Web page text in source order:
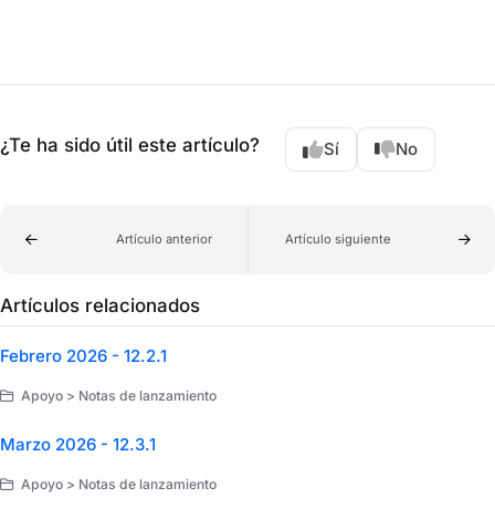
¿Te ha sido útil este artículo? Sí No
Artículo anterior Artículo siguiente
Artículos relacionados
Febrero 2026 - 12.2.1
Apoyo > Notas de lanzamiento
Marzo 2026 - 12.3.1
Apoyo > Notas de lanzamiento